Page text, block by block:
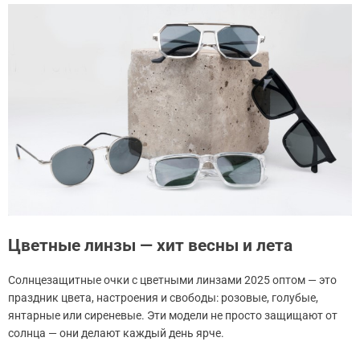
Цветные линзы — хит весны и лета
Солнцезащитные очки с цветными линзами 2025 оптом — это
праздник цвета, настроения и свободы: розовые, голубые,
янтарные или сиреневые. Эти модели не просто защищают от
солнца — они делают каждый день ярче.